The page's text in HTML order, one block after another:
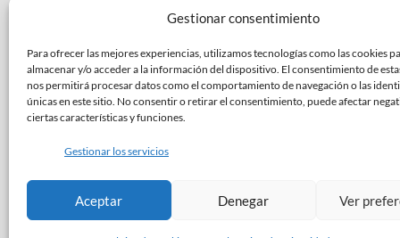
Gestionar consentimiento
Para ofrecer las mejores experiencias, utilizamos tecnologías como las cookies
almacenar y/o acceder a la información del dispositivo. El consentimiento de
nos permitirá procesar datos como el comportamiento de navegación o las
únicas en este sitio. No consentir o retirar el consentimiento, puede afectar
ciertas características y funciones.
Gestionar los servicios
Aceptar Denegar Ver
Psicólogo Infantil | Centro Vaca Orgaz
(+34) 917 599 084
28043 - Madrid
Test
€